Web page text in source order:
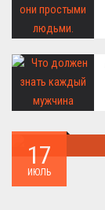
17
ИЮЛЬ